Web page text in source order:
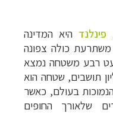
פינלנד היא המדינה
כולה צפונה
וכמעט רבע משטחה נמצא
מיליון תושבים, שטחה הוא
בעולם, כאשר
שלאורך החופים